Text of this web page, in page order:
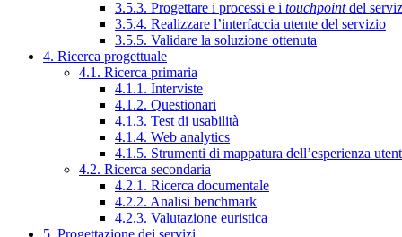
3.5.3. Progettare i processi e i touchpointdel
3.5.4. Realizzare l’interfaccia utente del servizio
3.5.5. Validare la soluzione ottenuta
4. Ricerca progettuale
4.1. Ricerca primaria
4.1.1. Interviste
4.1.2. Questionari
4.1.3. Test di usabilità
4.1.4. Web analytics
4.1.5. Strumenti di mappatura dell’esperienza
4.2. Ricerca secondaria
4.2.1. Ricerca documentale
4.2.2. Analisi benchmark
4.2.3. Valutazione euristica
5. Progettazione dei servizi